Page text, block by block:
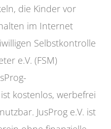
die Kinder vor
im Internet
Selbstkontrolle
e.V. (FSM)
kostenlos, werbefrei
JusProg e.V. ist